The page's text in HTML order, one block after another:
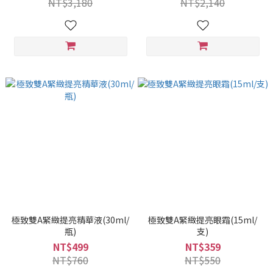
極致雙A緊緻提亮精華液(30ml/
瓶)
NT$499
NT$760
極致雙A緊緻提亮眼霜(15ml/
支)
NT$359
NT$550